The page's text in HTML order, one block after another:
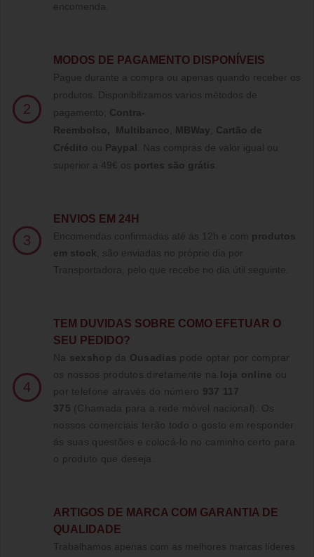
encomenda.
2
MODOS DE PAGAMENTO DISPONÍVEIS
Pague durante a compra ou apenas quando receber os
produtos. Disponibilizamos varios métodos de
pagamento; Contra-
Reembolso, Multibanco MBWay
Cartão de
Crédito ou Paypal
Nas compras de valor igual ou
superior a 49€ os portes são grátis
3
ENVIOS EM 24H
Encomendas confirmadas até às 12h e com produtos
em stock , são enviadas no próprio dia por
Transportadora, pelo que recebe no dia útil seguinte.
4
TE M DUVIDAS SOBRE COMO EFETUAR O
SEU PEDIDO?
Na sexshop da Ousadias pode optar por comprar
os nossos produtos diretamente na loja online ou
por telefone através do número 937 117
375 (Chamada para a rede móvel nacional)
. Os
nossos comerciais terão todo o gosto em responder
ás suas questões e colocá-lo no caminho certo para
o produto que deseja.
ARTIGOS DE MARCA COM GARANTIA DE
QUALIDADE
Trabalhamos apenas com as melhores marcas líderes